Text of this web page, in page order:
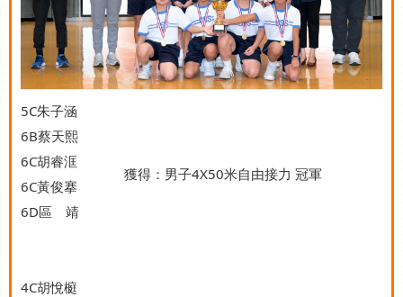
5C朱子涵
6B蔡天熙
6C胡睿洭
6C黃俊搴
6D區 靖
獲得：男子4X50米自由接力 冠軍
4C胡悅榳